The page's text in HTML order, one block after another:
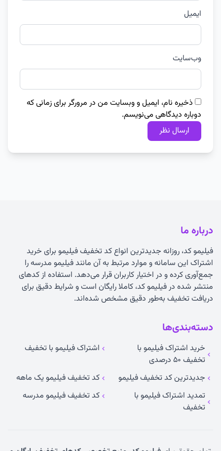
ایمیل
وب‌سایت
ذخیره نام، ایمیل و وبسایت من در مرورگر برای زمانی که
دوباره دیدگاهی می‌نویسم.
درباره ما
فیلیمو کد، روزانه جدیدترین انواعکد تخفیف فیلیمو برای خرید
اشتراک این سامانه و موارد مرتبط به آن مانند فیلیمو مدرسه را
جمع‌آوری کرده و در اختیار کاربران قرار می‌دهد. استفاده از کدهای
منتشر شده در فیلیمو کد، کاملا رایگان است و شرایط دقیق برای
دریافت تخفیف به‌طور دقیق مشخص شده‌اند.
دسته‌بندی‌ها
خرید اشتراک فیلیمو با
تخفیف ۵۰ درصدی
اشتراک فیلیمو با تخفیف
جدیدترین کد تخفیف فیلیمو
کد تخفیف فیلیمو یک ماهه
تمدید اشتراک فیلیمو با
تخفیف
کد تخفیف فیلیمو مدرسه